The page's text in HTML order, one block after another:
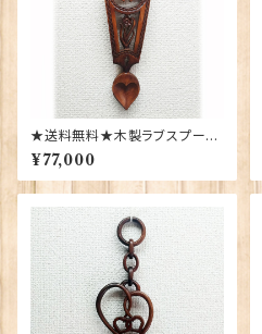
★送料無料★木製ラブスプーン
【SL-33】Sion Llewellyn 401
49
¥77,000